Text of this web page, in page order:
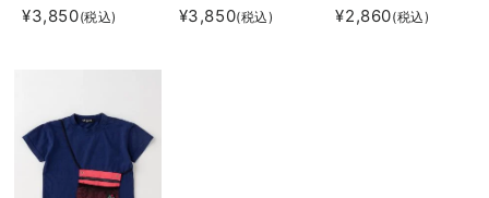
¥3,850(税込)
フ】La Stella（ラ ス
テラ）ブランケット＆
¥3,850(税込)
フ】moc mof（モクモ
フ）ニューボーンフォ
¥2,860(税込)